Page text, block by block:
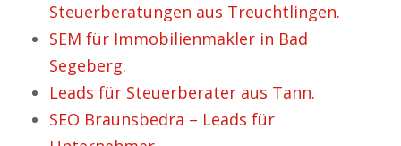
Steuerberatungen aus Treuchtlingen.
SEM für Immobilienmakler in Bad
Segeberg.
Leads für Steuerberater aus Tann.
SEO Braunsbedra – Leads für